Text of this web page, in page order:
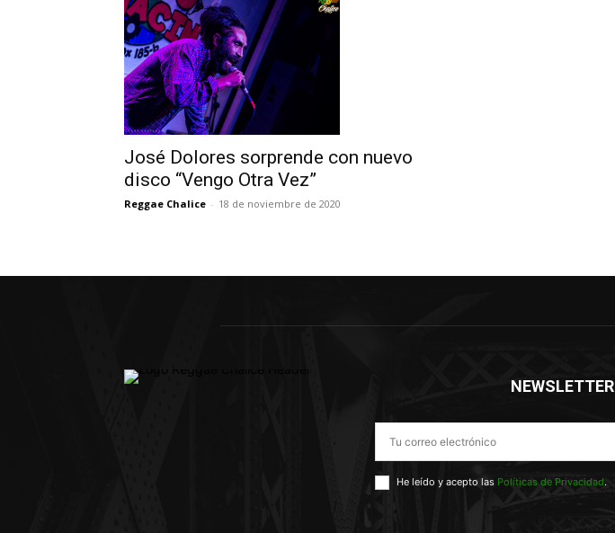
José Dolores sorprende con nuevo
disco “Vengo Otra Vez”
Reggae Chalice - 18 de noviembre de 2020
NEWSLETTER
He leído y acepto las Políticas de Privacidad.